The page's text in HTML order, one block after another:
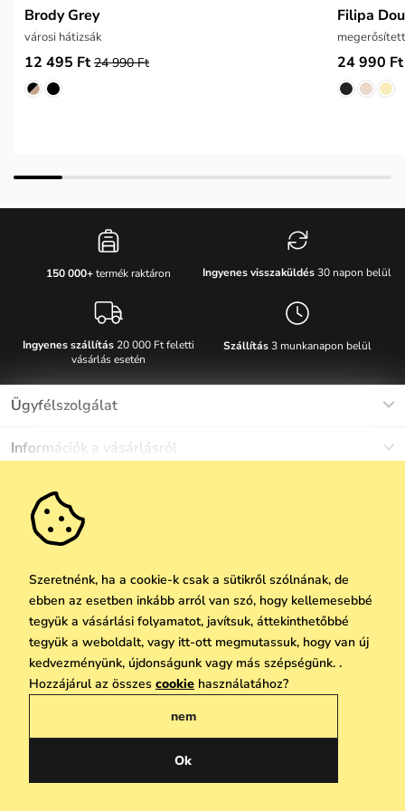
Brody Grey
városi hátizsák
12 495 Ft 24 990 Ft
Filipa
24 990 Ft
150 000+termék raktáron Ingyenes visszaküldés30 napon belül
Ingyenes szállítás20 000 Ft feletti
vásárlás esetén
Szállítás3 munkanapon belül
Ügyfélszolgálat
+36 1 808 9989
Információk a vásárlásról
Gyakori kérdések
Anyagok és karbantartás
Visszaküldés és reklamáció
Egyéb információk
Rólunk
Karrier
Ajándék utalványok
Vállalatok számára
We Care
Vuchlook
Üzletek
Praha
Ne maradj le semmiről!
Feliratkozni
A személyes adatok védelmének alapelveiitt
Copyright © 2026 Vuch s.r.o. Minden jog fenntartva. Technikailag biztosítja
Simplia.cz
Magyar
Szeretnénk, ha a cookie-k csak a sütikről szólnának, de
ebben az esetben inkább arról van szó, hogy kellemesebbé
tegyük a vásárlási folyamatot, javítsuk, áttekinthetőbbé
tegyük a weboldalt, vagy itt-ott megmutassuk, hogy van új
kedvezményünk, újdonságunk vagy más szépségünk. .
Hozzájárul az összes cookie használatához?
nem
Ok